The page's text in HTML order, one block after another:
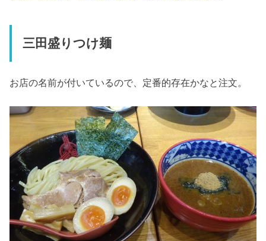
三田盛りつけ麺
お店の名前が付いているので、定番的存在かなと注文。